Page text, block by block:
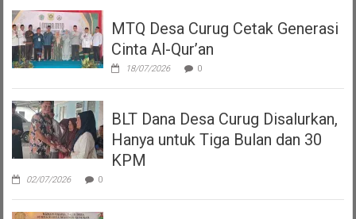
MTQ Desa Curug Cetak Generasi
Cinta Al-Qur’an
18/07/2026 0
BLT Dana Desa Curug Disalurkan,
Hanya untuk Tiga Bulan dan 30
KPM
02/07/2026 0